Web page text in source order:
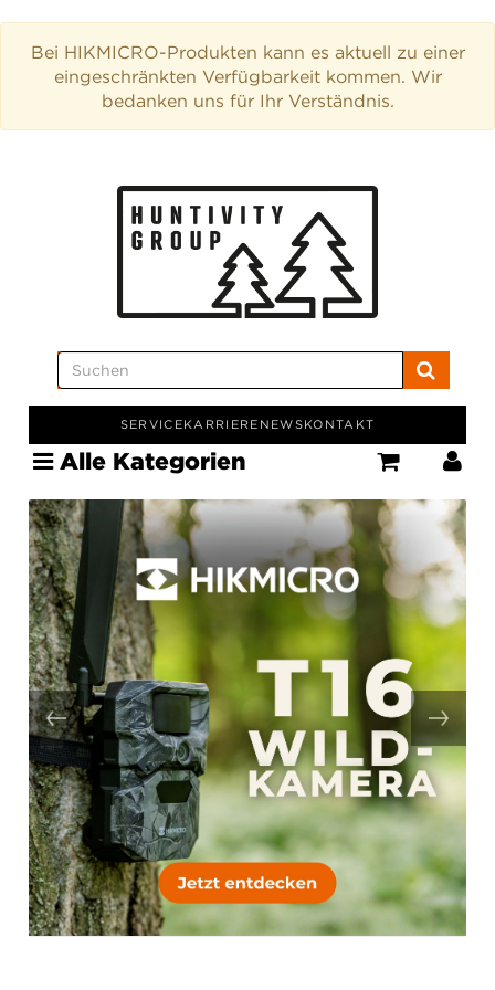
Bei HIKMICRO-Produkten kann es aktuell zu einer
eingeschränkten Verfügbarkeit kommen. Wir
bedanken uns für Ihr Verständnis.
SERVICEKARRIERE NEWSKONTAKT
Alle Kategorien